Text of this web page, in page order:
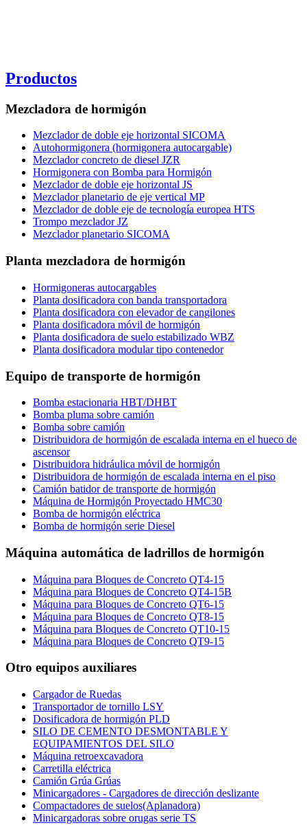
Productos
Mezcladora de hormigón
Mezclador de doble eje horizontal SICOMA
Autohormigonera (hormigonera autocargable)
Mezclador concreto de diesel JZR
Hormigonera con Bomba para Hormigón
Mezclador de doble eje horizontal JS
Mezclador planetario de eje vertical MP
Mezclador de doble eje de tecnología europea HTS
Trompo mezclador JZ
Mezclador planetario SICOMA
Planta mezcladora de hormigón
Hormigoneras autocargables
Planta dosificadora con banda transportadora
Planta dosificadora con elevador de cangilones
Planta dosificadora móvil de hormigón
Planta dosificadora de suelo estabilizado WBZ
Planta dosificadora modular tipo contenedor
Equipo de transporte de hormigón
Bomba estacionaria HBT/DHBT
Bomba pluma sobre camión
Bomba sobre camión
Distribuidora de hormigón de escalada interna en el hueco de
ascensor
Distribuidora hidráulica móvil de hormigón
Distribuidora de hormigón de escalada interna en el piso
Camión batidor de transporte de hormigón
Máquina de Hormigón Proyectado HMC30
Bomba de hormigón eléctrica
Bomba de hormigón serie Diesel
Máquina automática de ladrillos de hormigón
Máquina para Bloques de Concreto QT4-15
Máquina para Bloques de Concreto QT4-15B
Máquina para Bloques de Concreto QT6-15
Máquina para Bloques de Concreto QT8-15
Máquina para Bloques de Concreto QT10-15
Máquina para Bloques de Concreto QT9-15
Otro equipos auxiliares
Cargador de Ruedas
Transportador de tornillo LSY
Dosificadora de hormigón PLD
SILO DE CEMENTO DESMONTABLE Y
EQUIPAMIENTOS DEL SILO
Máquina retroexcavadora
Carretilla eléctrica
Camión Grúa Grúas
Minicargadores - Cargadores de dirección deslizante
Compactadores de suelos(Aplanadora)
Minicargadoras sobre orugas serie TS